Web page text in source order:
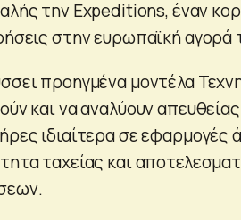
την Expeditions, έναν
στην ευρωπαϊκή αγορά
προηγμένα μοντέλα
και να αναλύουν
ιδιαίτερα σε εφαρμογές
ταχείας και